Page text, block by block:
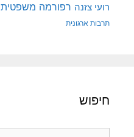
רועי צזנה רפורמה משפטית
תרבות ארגונית
חיפוש